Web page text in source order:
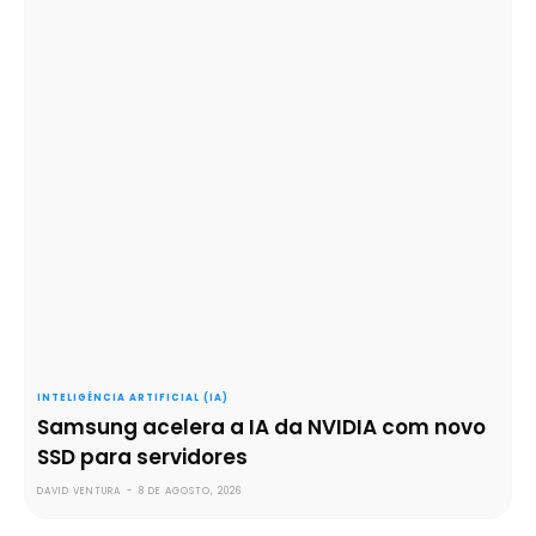
INTELIGÊNCIA ARTIFICIAL (IA)
Samsung acelera a IA da NVIDIA com novo
SSD para servidores
DAVID VENTURA - 8 DE AGOSTO, 2026